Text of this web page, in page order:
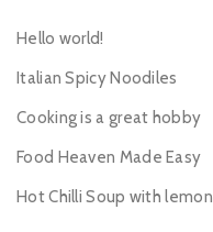
Hello world!
Italian Spicy Noodiles
Cooking is a great hobby
Food Heaven Made Easy
Hot Chilli Soup with lemon